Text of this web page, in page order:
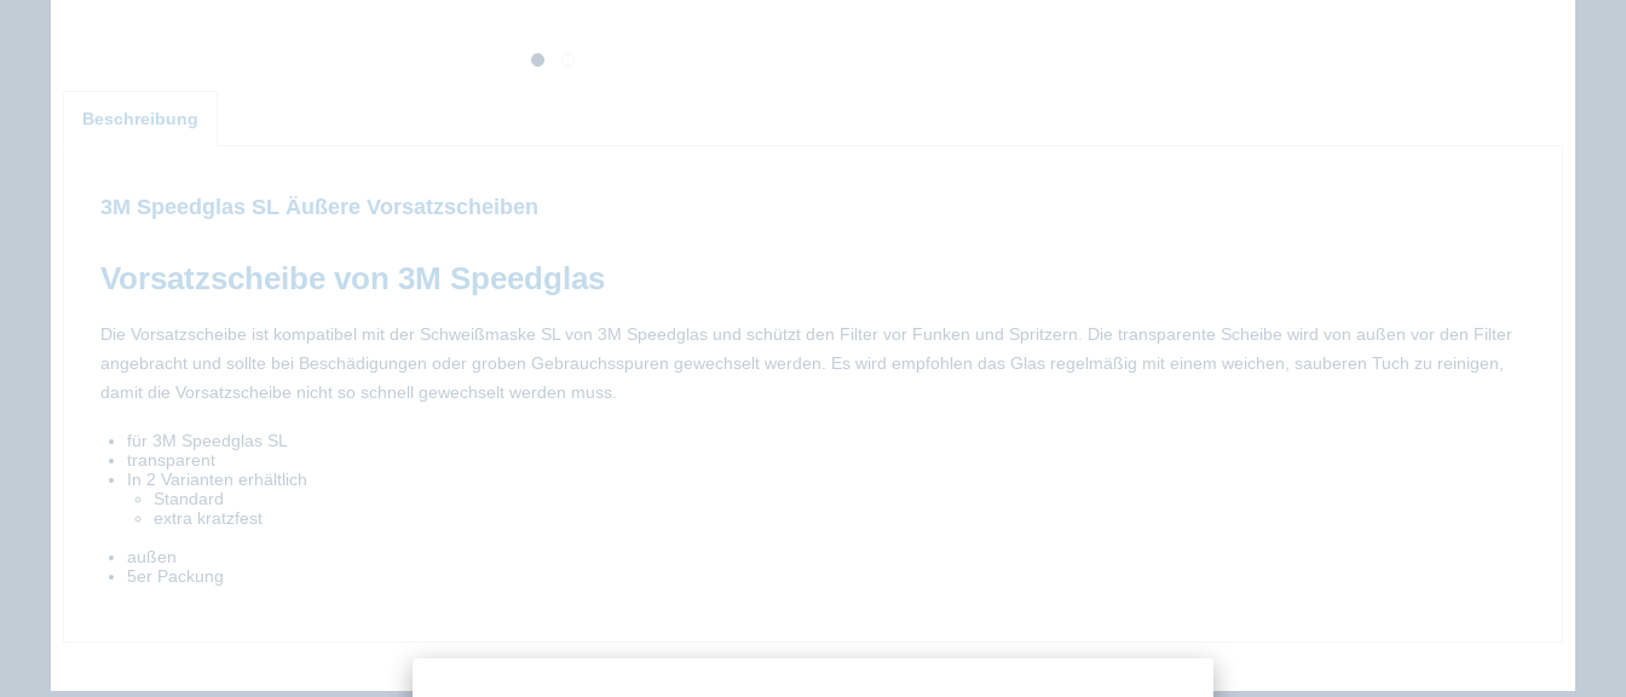
Beschreibung
3M Speedglas SL Äußere Vorsatzscheiben
Vorsatzscheibe von 3M Speedglas
Die Vorsatzscheibe ist kompatibel mit der Schweißmaske SL von 3M Speedglas und schützt den Filter vor Funken und Spritzern. Die transparente Scheibe wird von außen vor den Filter
angebracht und sollte bei Beschädigungen oder groben Gebrauchsspuren gewechselt werden. Es wird empfohlen das Glas regelmäßig mit einem weichen, sauberen Tuch zu reinigen,
damit die Vorsatzscheibe nicht so schnell gewechselt werden muss.
für 3M Speedglas SL
transparent
In 2 Varianten erhältlich
Standard
extra kratzfest
außen
5er Packung